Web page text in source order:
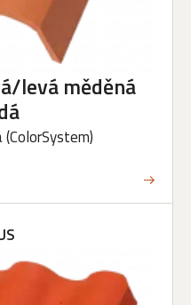
levá měděná
(ColorSystem)